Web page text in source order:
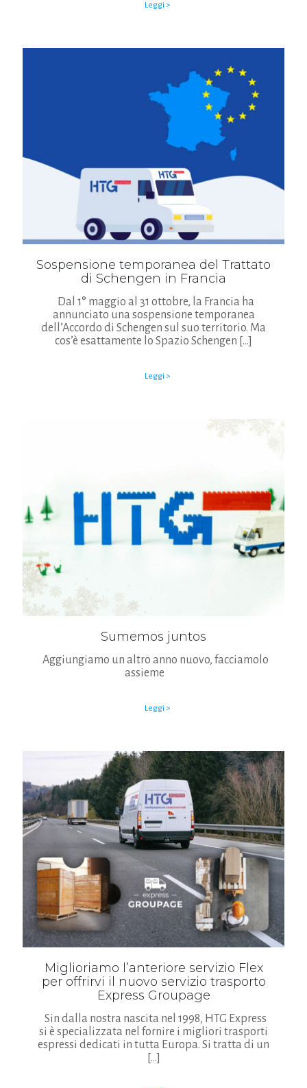
Leggi >
Sospensione temporanea del Trattato
di Schengen in Francia
Dal 1° maggio al 31 ottobre, la Francia ha
annunciato una sospensione temporanea
dell’Accordo di Schengen sul suo territorio. Ma
cos’è esattamente lo Spazio Schengen […]
Leggi >
Sumemos juntos
Aggiungiamo un altro anno nuovo, facciamolo
assieme
Leggi >
Miglioriamo l’anteriore servizio Flex
per offrirvi il nuovo servizio trasporto
Express Groupage
Sin dalla nostra nascita nel 1998, HTG Express
si è specializzata nel fornire i migliori trasporti
espressi dedicati in tutta Europa. Si tratta di un
[…]